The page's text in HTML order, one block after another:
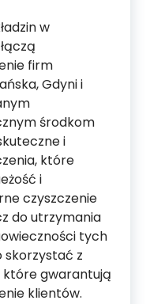
w
firm
Gdyni i
środkom
i
które
i
czyszczenie
do utrzymania
tych
z
które gwarantują
klientów.